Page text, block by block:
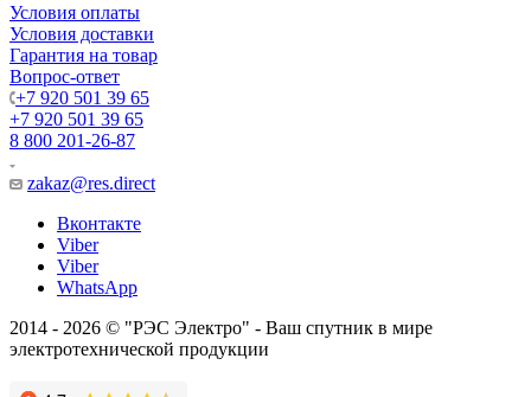
Условия оплаты
Условия доставки
Гарантия на товар
Вопрос-ответ
+7 920 501 39 65
+7 920 501 39 65
8 800 201-26-87
zakaz@res.direct
Вконтакте
Viber
Viber
WhatsApp
2014 - 2026 © "РЭС Электро" - Ваш спутник в мире
электротехнической продукции